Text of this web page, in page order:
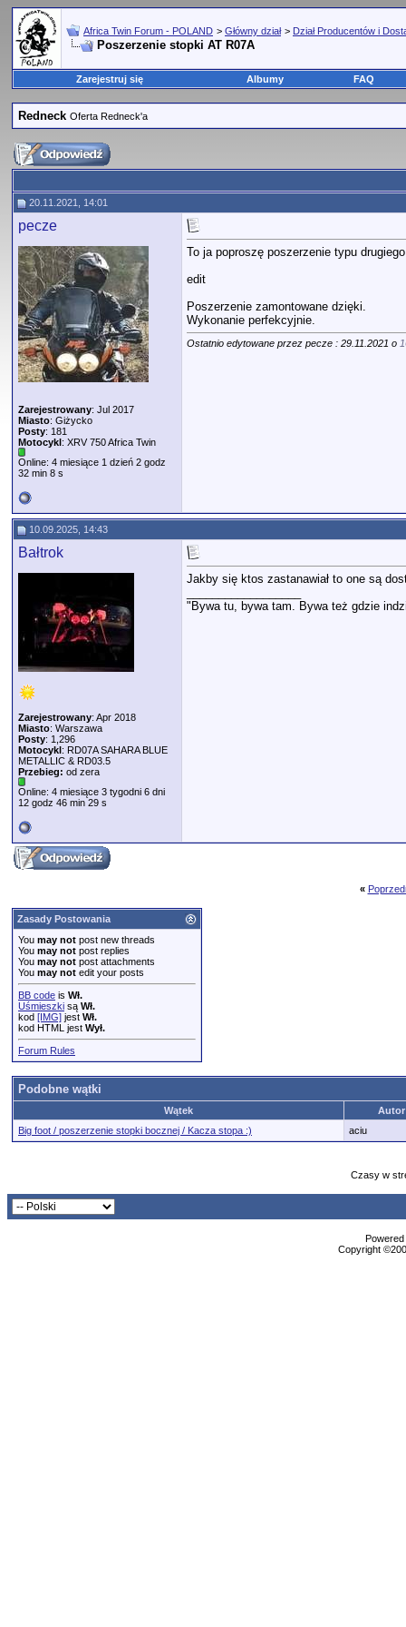
Africa Twin Forum - POLAND > Główny dział > Dział Producentów i
Poszerzenie stopki AT R07A
Zarejestruj się Albumy FAQ
Redneck Oferta Redneck'a
20.11.2021, 14:01
pecze
Zarejestrowany: Jul 2017
Miasto: Giżycko
Posty: 181
Motocykl: XRV 750 Africa Twin
Online: 4 miesiące 1 dzień 2 godz
32 min 8 s
To ja poproszę poszerzenie typu
edit
Poszerzenie zamontowane dzięki.
Wykonanie perfekcyjnie.
Ostatnio edytowane przez pecze : 29.11.2021 o
10.09.2025, 14:43
Bałtrok
Zarejestrowany: Apr 2018
Miasto: Warszawa
Posty: 1,296
Motocykl: RD07A SAHARA BLUE
METALLIC & RD03.5
Przebieg: od zera
Online: 4 miesiące 3 tygodni 6 dni
12 godz 46 min 29 s
Jakby się ktos zastanawiał to one są
"Bywa tu, bywa tam. Bywa też gdzie
«
Zasady Postowania
You may not post new threads
You may not post replies
You may not post attachments
You may not edit your posts
BB code is Wł.
Uśmieszki są Wł.
kod [IMG] jest Wł.
kod HTML jest Wył.
Forum Rules
Podobne wątki
Wątek
Big foot / poszerzenie stopki bocznej / Kacza stopa :)
aciu
Czasy w
Copyright